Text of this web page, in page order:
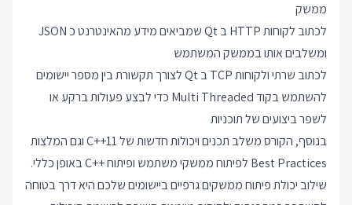
ממשק
לכתוב לקוחות HTTP ב Qt שמביאים מידע מהאינטרנט כ JSON
ומשלבים אותו בממשק המשתמש
לכתוב שרתי ולקוחות TCP ב Qt לצורך תקשורת בין מספר יישומים
להשתמש בקוד Multi Threaded כדי לבצע פעולות ברקע או
לשפר ביצועים של תוכניות
בנוסף, הקורס משלב תכנים ויכולות חדשות של C++11 וגם המלצות
Best Practices לפיתוח ממשקי משתמש ופיתוח
C++באופן כללי.
שילוב יכולת פיתוח ממשקים גרפיים ביישומים שלכם היא דרך בטוחה